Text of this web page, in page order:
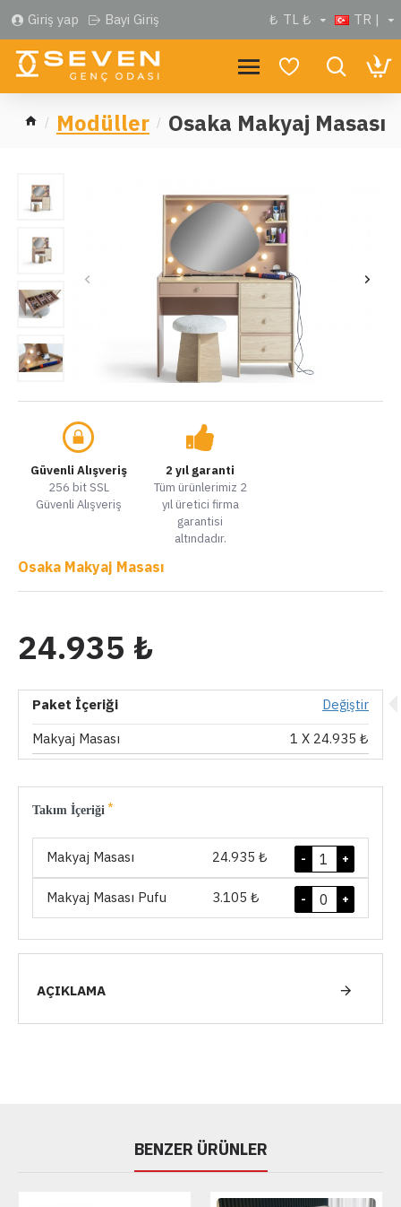
Giriş yap Bayi Giriş ₺ TL ₺ TR |
Modüller Osaka Makyaj Masası
Güvenli Alışveriş
256 bit SSL
Güvenli Alışveriş
2 yıl garanti
Tüm ürünlerimiz 2
yıl üretici firma
garantisi
altındadır.
Osaka Makyaj Masası
24.935 ₺
Paket İçeriği
Değiştir
Makyaj Masası
1 X 24.935 ₺
Takım İçeriği
Makyaj Masası 24.935 ₺ +
-
Makyaj Masası Pufu 3.105 ₺ +
-
AÇIKLAMA
BENZER ÜRÜNLER